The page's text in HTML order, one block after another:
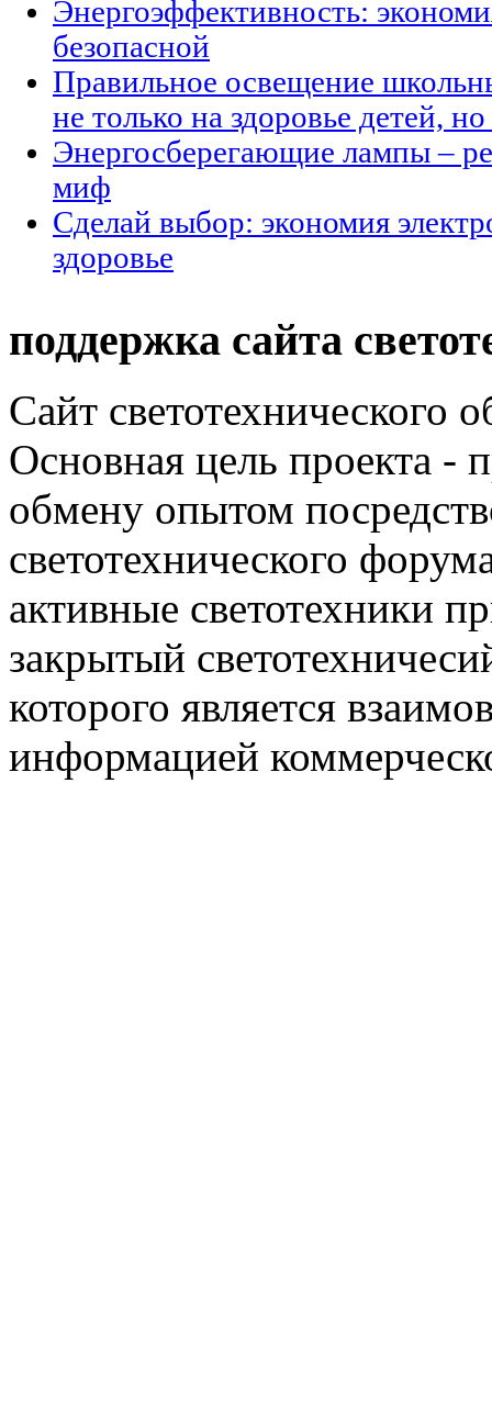
Энергоэффективность:
безопасной
Правильное освещение
не только на здоровье детей,
Энергосберегающие лампы –
миф
Сделай выбор: экономия
здоровье
поддержка сайта
Сайт светотехнического
Основная цель проекта -
обмену опытом
светотехнического
активные светотехники
закрытый
которого является
информацией